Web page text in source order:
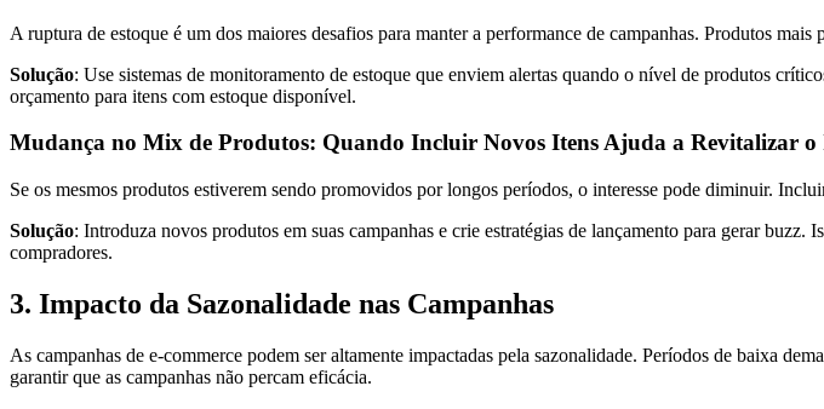
A ruptura de estoque é um dos maiores desafios para manter a performance de campanhas. Produtos
Solução: Use sistemas de monitoramento de estoque que enviem alertas quando o nível de produtos
orçamento para itens com estoque disponível.
Mudança no Mix de Produtos: Quando Incluir Novos Itens Ajuda a Revitalizar o
Se os mesmos produtos estiverem sendo promovidos por longos períodos, o interesse pode diminuir.
Solução: Introduza novos produtos em suas campanhas e crie estratégias de lançamento para gerar
compradores.
3. Impacto da Sazonalidade nas Campanhas
As campanhas de e-commerce podem ser altamente impactadas pela sazonalidade. Períodos de baixa
garantir que as campanhas não percam eficácia.